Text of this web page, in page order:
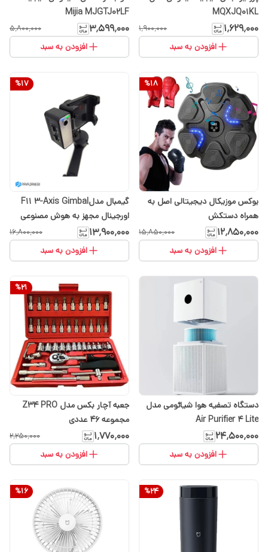
MQXJQ01KL
۱٬۶۲۹٬۰۰۰ ۱٬۹۰۰٬۰۰۰
افزودن به سبد
Mijia MJGTJ02LF
۳٬۵۹۹٬۰۰۰ ۵٬۸۰۰٬۰۰۰
افزودن به سبد
%18
بوکس موزیکال دیجیتالی اصل به
همراه دستکش
۱۲٬۸۵۰٬۰۰۰ ۱۵٬۸۵۰٬۰۰۰
افزودن به سبد
%17
گیمبال مدلF11 3-Axis Gimbal
اورجینال مجهز به هوش مصنوعی
۱۳٬۹۰۰٬۰۰۰ ۱۶٬۸۰۰٬۰۰۰
افزودن به سبد
دستگاه تصفیه هوا شیائومی مدل
Air Purifier 4 Lite
۲۴٬۵۰۰٬۰۰۰
افزودن به سبد
%21
جعبه آچار بکس مدل Z34 PRO
مجموعه ۴۶ عددی
۱٬۷۷۰٬۰۰۰ ۲٬۲۵۰٬۰۰۰
افزودن به سبد
%24
%16